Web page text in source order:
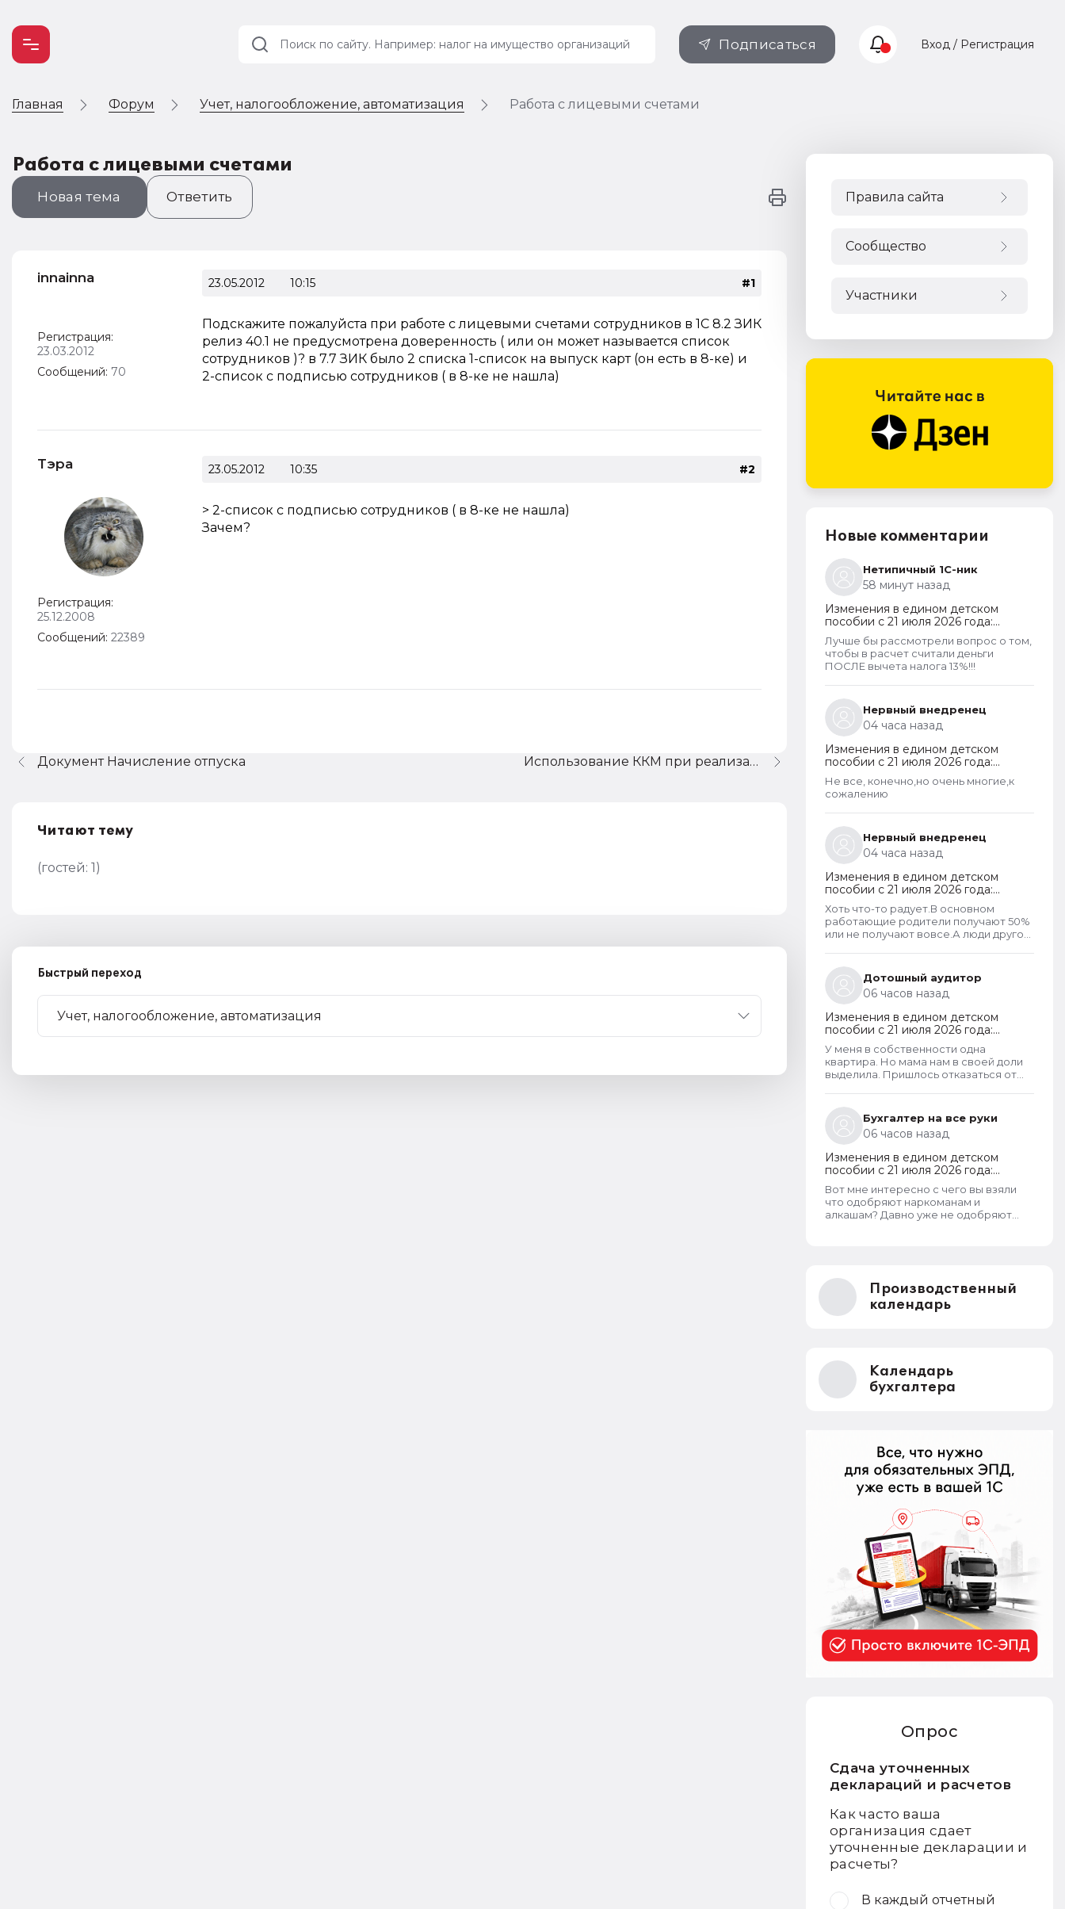
Подписаться Вход / Регистрация
Главная Форум Учет, налогообложение, автоматизация Работа с лицевыми счетами
Работа с лицевыми счетами
Новая тема Ответить
innainna
Регистрация:
23.03.2012
Сообщений: 70
23.05.2012 10:15 #1
Подскажите пожалуйста при работе с лицевыми счетами сотрудников в 1С 8.2 ЗИК
релиз 40.1 не предусмотрена доверенность ( или он может называется список
сотрудников )? в 7.7 ЗИК было 2 списка 1-список на выпуск карт (он есть в 8-ке) и
2-список с подписью сотрудников ( в 8-ке не нашла)
Тэра
Регистрация:
25.12.2008
Сообщений: 22389
23.05.2012 10:35 #2
> 2-список с подписью сотрудников ( в 8-ке не нашла)
Зачем?
Использование ККМ при реализации комиссионного товара
Документ Начисление отпуска
Читают тему
(гостей: 1)
Быстрый переход
Правила сайта
Сообщество
Участники
Новые комментарии
Нетипичный 1С-ник
58 минут назад
Изменения в едином детском
пособии с 21 июля 2026 года:
пересмотр правила нулевого
дохода и новый порядок
оформления пособий по месту
пребывания
Лучше бы рассмотрели вопрос о том,
чтобы в расчет считали деньги
ПОСЛЕ вычета налога 13%!!!
Нервный внедренец
04 часа назад
Изменения в едином детском
пособии с 21 июля 2026 года:
пересмотр правила нулевого
дохода и новый порядок
оформления пособий по месту
пребывания
Не все, конечно,но очень многие,к
сожалению
Нервный внедренец
04 часа назад
Изменения в едином детском
пособии с 21 июля 2026 года:
пересмотр правила нулевого
дохода и новый порядок
оформления пособий по месту
пребывания
Хоть что-то радует.В основном
работающие родители получают 50%
или не получают вовсе.А люди другой
100%.Теперь может быть начнут
работать,а не ждать манны
небесной...
Дотошный аудитор
06 часов назад
Изменения в едином детском
пособии с 21 июля 2026 года:
пересмотр правила нулевого
дохода и новый порядок
оформления пособий по месту
пребывания
У меня в собственности одна
квартира. Но мама нам в своей доли
выделила. Пришлось отказаться от
Бухгалтер на все руки
06 часов назад
Изменения в едином детском
пособии с 21 июля 2026 года:
пересмотр правила нулевого
дохода и новый порядок
оформления пособий по месту
пребывания
Вот мне интересно с чего вы взяли
что одобряют наркоманам и
алкашам? Давно уже не одобряют
Производственный
календарь
Календарь
бухгалтера
Опрос
Сдача уточненных
деклараций и расчетов
Как часто ваша
организация сдает
уточненные декларации и
расчеты?
В каждый отчетный
Учет и
Автоматизация